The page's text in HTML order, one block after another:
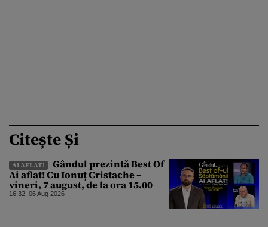
Citește Și
AI AFLAT!
Gândul prezintă Best Of
Ai aflat! Cu Ionuț Cristache –
vineri, 7 august, de la ora 15.00
16:32, 06 Aug 2026